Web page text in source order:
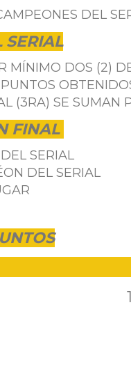
DEL
SERIAL
MÍNIMO DOS (2)
(3RA) SE SUMAN
FINAL
SERIAL
DEL SERIAL